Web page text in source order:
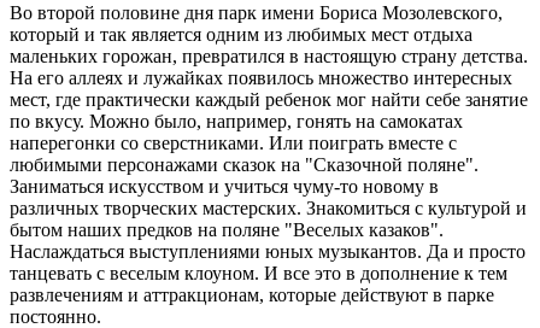
Во второй половине дня парк имени Бориса Мозолевского,
который и так является одним из любимых мест отдыха
маленьких горожан, превратился в настоящую страну детства.
На его аллеях и лужайках появилось множество интересных
мест, где практически каждый ребенок мог найти себе занятие
по вкусу. Можно было, например, гонять на самокатах
наперегонки со сверстниками. Или поиграть вместе с
любимыми персонажами сказок на "Сказочной поляне".
Заниматься искусством и учиться чуму-то новому в
различных творческих мастерских. Знакомиться с культурой и
бытом наших предков на поляне "Веселых казаков".
Наслаждаться выступлениями юных музыкантов. Да и просто
танцевать с веселым клоуном. И все это в дополнение к тем
развлечениям и аттракционам, которые действуют в парке
постоянно.